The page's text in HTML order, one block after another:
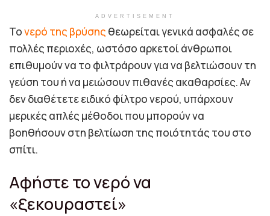
ADVERTISEMENT
Τονερό της βρύσης θεωρείται γενικά ασφαλές σε
πολλές περιοχές, ωστόσο αρκετοί άνθρωποι
επιθυμούν να το φιλτράρουν για να βελτιώσουν τη
γεύση του ή να μειώσουν πιθανές ακαθαρσίες. Αν
δεν διαθέτετε ειδικό φίλτρο νερού, υπάρχουν
μερικές απλές μέθοδοι που μπορούν να
βοηθήσουν στη βελτίωση της ποιότητάς του στο
σπίτι.
Αφήστε το νερό να
«ξεκουραστεί»